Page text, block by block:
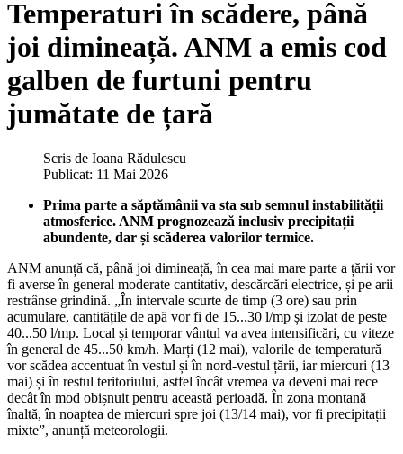
Temperaturi în scădere, până
joi dimineață. ANM a emis cod
galben de furtuni pentru
jumătate de țară
Scris de Ioana Rădulescu
Publicat: 11 Mai 2026
Prima parte a săptămânii va sta sub semnul instabilității
atmosferice. ANM prognozează inclusiv precipitații
abundente, dar și scăderea valorilor termice.
ANM anunță că, până joi dimineață, în cea mai mare parte a țării vor
fi averse în general moderate cantitativ, descărcări electrice, și pe arii
restrânse grindină. „În intervale scurte de timp (3 ore) sau prin
acumulare, cantitățile de apă vor fi de 15...30 l/mp și izolat de peste
40...50 l/mp. Local și temporar vântul va avea intensificări, cu viteze
în general de 45...50 km/h. Marți (12 mai), valorile de temperatură
vor scădea accentuat în vestul și în nord-vestul țării, iar miercuri (13
mai) și în restul teritoriului, astfel încât vremea va deveni mai rece
decât în mod obișnuit pentru această perioadă. În zona montană
înaltă, în noaptea de miercuri spre joi (13/14 mai), vor fi precipitații
mixte”, anunță meteorologii.